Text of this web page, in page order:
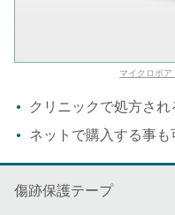
マイクロポ
クリニックで処方さ
ネットで購入する事も
傷跡保護テープ